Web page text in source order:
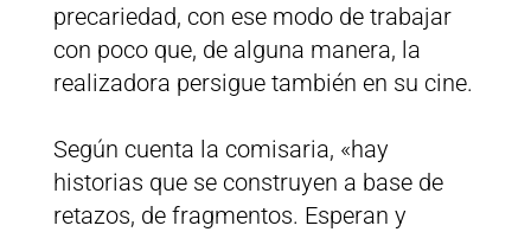
precariedad, con ese modo de trabajar
con poco que, de alguna manera, la
realizadora persigue también en su cine.
Según cuenta la comisaria, «hay
historias que se construyen a base de
retazos, de fragmentos. Esperan y